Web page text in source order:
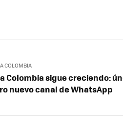
COLOMBIA
Colombia sigue creciendo:
nuevo canal de WhatsApp